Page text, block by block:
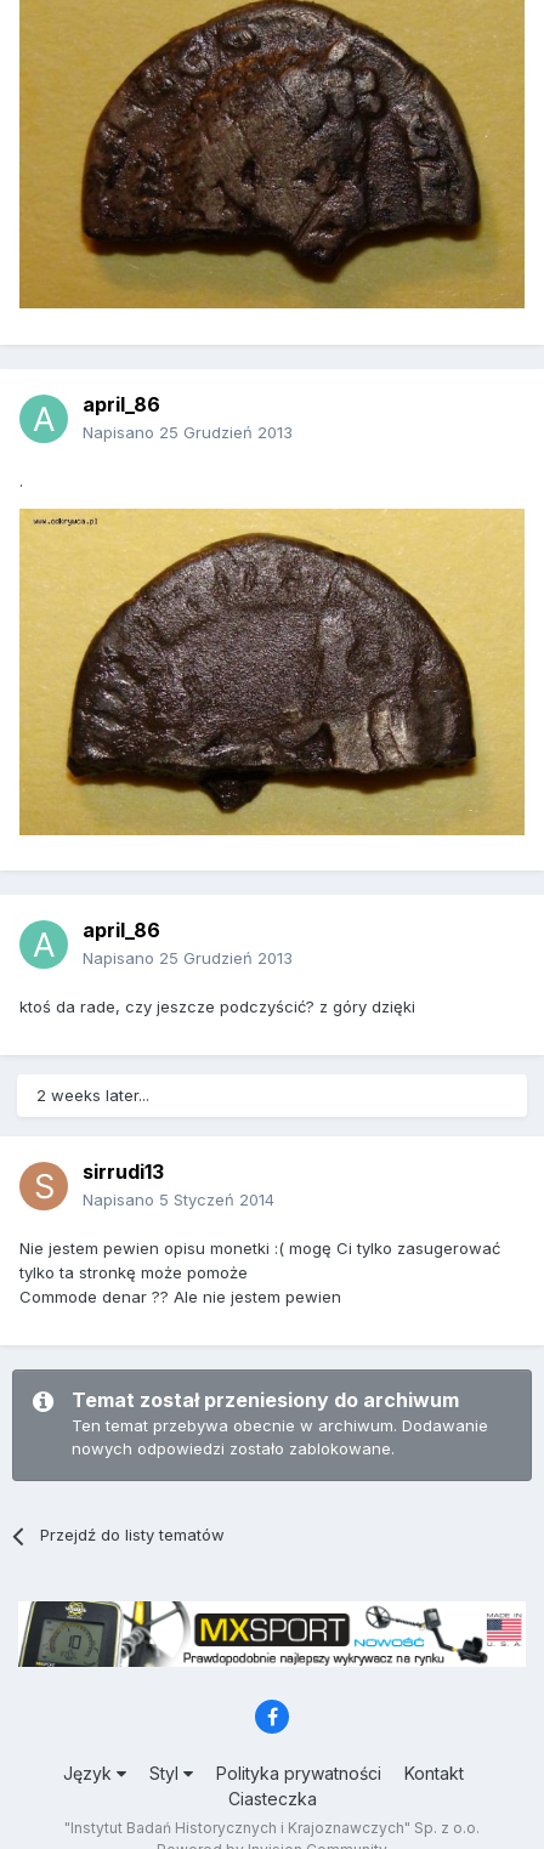
april_86
Napisano 25 Grudzień 2013
.
april_86
Napisano 25 Grudzień 2013
ktoś da rade, czy jeszcze podczyścić? z góry dzięki
2 weeks later...
sirrudi13
Napisano 5 Styczeń 2014
Nie jestem pewien opisu monetki :( mogę Ci tylko zasugerować
tylko ta stronkę może pomoże
Commode denar ?? Ale nie jestem pewien
Temat został przeniesiony do archiwum
Ten temat przebywa obecnie w archiwum. Dodawanie
nowych odpowiedzi zostało zablokowane.
Przejdź do listy tematów
Język Styl Polityka prywatności
Kontakt
Ciasteczka
"Instytut Badań Historycznych i Krajoznawczych" Sp. z o.o.